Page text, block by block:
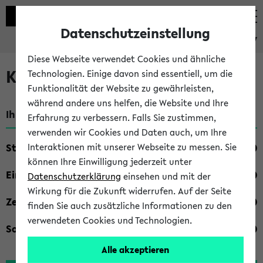
eKVV
Kombisuche im eKVV
Ihre Suchkriterien:
Studienfach
Einrichtung
Zeiten
Sonstiges
Datenschutzeinstellung
Diese Webseite verwendet Cookies und ähnliche
Technologien. Einige davon sind essentiell, um die
Funktionalität der Website zu gewährleisten,
während andere uns helfen, die Website und Ihre
Erfahrung zu verbessern. Falls Sie zustimmen,
verwenden wir Cookies und Daten auch, um Ihre
Interaktionen mit unserer Webseite zu messen. Sie
können Ihre Einwilligung jederzeit unter
Datenschutzerklärung einsehen und mit der
Wirkung für die Zukunft widerrufen. Auf der Seite
finden Sie auch zusätzliche Informationen zu den
verwendeten Cookies und Technologien.
Alle akzeptieren